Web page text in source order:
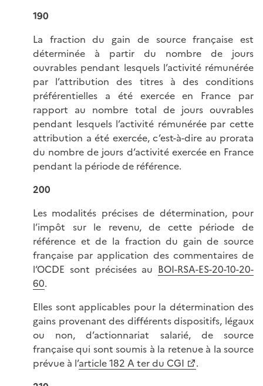
190
La fraction du gain de source française est
déterminée à partir du nombre de jours
ouvrables pendant lesquels l’activité rémunérée
par l’attribution des titres à des conditions
préférentielles a été exercée en France par
rapport au nombre total de jours ouvrables
pendant lesquels l’activité rémunérée par cette
attribution a été exercée, c’est-à-dire au prorata
du nombre de jours d’activité exercée en France
pendant la période de référence.
200
Les modalités précises de détermination, pour
l’impôt sur le revenu, de cette période de
référence et de la fraction du gain de source
française par application des commentaires de
l’OCDE sont précisées au BOI-RSA-ES-20-10-20-
60.
Elles sont applicables pour la détermination des
gains provenant des différents dispositifs, légaux
ou non, d’actionnariat salarié, de source
française qui sont soumis à la retenue à la source
prévue à l’article 182 A ter du CGI
.